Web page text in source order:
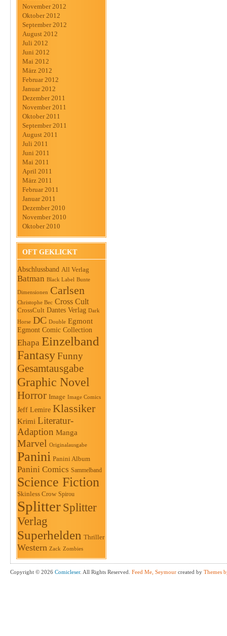
November 2012
Oktober 2012
September 2012
August 2012
Juli 2012
Juni 2012
Mai 2012
März 2012
Februar 2012
Januar 2012
Dezember 2011
November 2011
Oktober 2011
September 2011
August 2011
Juli 2011
Juni 2011
Mai 2011
April 2011
März 2011
Februar 2011
Januar 2011
Dezember 2010
November 2010
Oktober 2010
OFT GEKLICKT
Abschlussband All Verlag
Batman Black Label Bunte
Dimensionen Carlsen
Christophe Bec Cross Cult
CrossCult Dantes Verlag Dark
Horse DC Double Egmont
Egmont Comic Collection
Ehapa Einzelband
FantasyFunny
Gesamtausgabe
Graphic Novel
Horror Image Image Comics
Jeff Lemire Klassiker
Krimi Literatur-
Adaption Manga
Marvel Originalausgabe
Panini Panini Album
Panini Comics Sammelband
Science Fiction
Skinless Crow Spirou
Splitter Splitter
Verlag
Superhelden Thriller
Western Zack Zombies
Copyright © 2026 Comicleser. All Rights Reserved. Feed Me, Seymour created by Themes